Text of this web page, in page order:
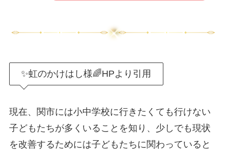
✨️虹のかけはし様🌈HPより引用
現在、関市には小中学校に行きたくても行けない
子どもたちが多くいることを知り、少しでも現状
を改善するためには子どもたちに関わっていると